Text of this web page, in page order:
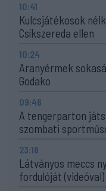
10:41
Kulcsjátékosok
Csíkszereda ellen
10:24
Aranyérmek
Godako
09:46
A tengerparton
szombati
23:18
Látványos meccs
fordulóját (videóval)